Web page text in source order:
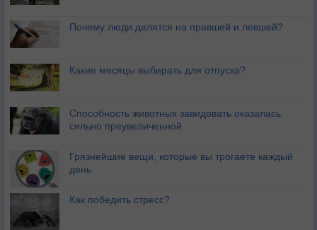
Почему люди делятся на правшей и левшей?
Какие месяцы выбирать для отпуска?
Способность животных завидовать оказалась
сильно преувеличенной
Грязнейшие вещи, которые вы трогаете каждый
день
Как победить стресс?